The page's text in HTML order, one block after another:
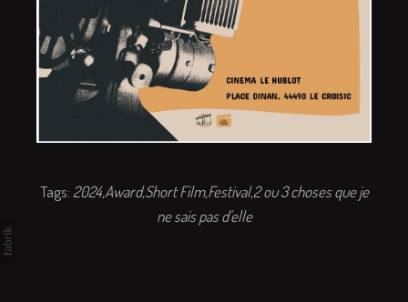
Tags:2024AwardShort FilmFestival2 ou 3 choses que je
ne sais pas d'elle